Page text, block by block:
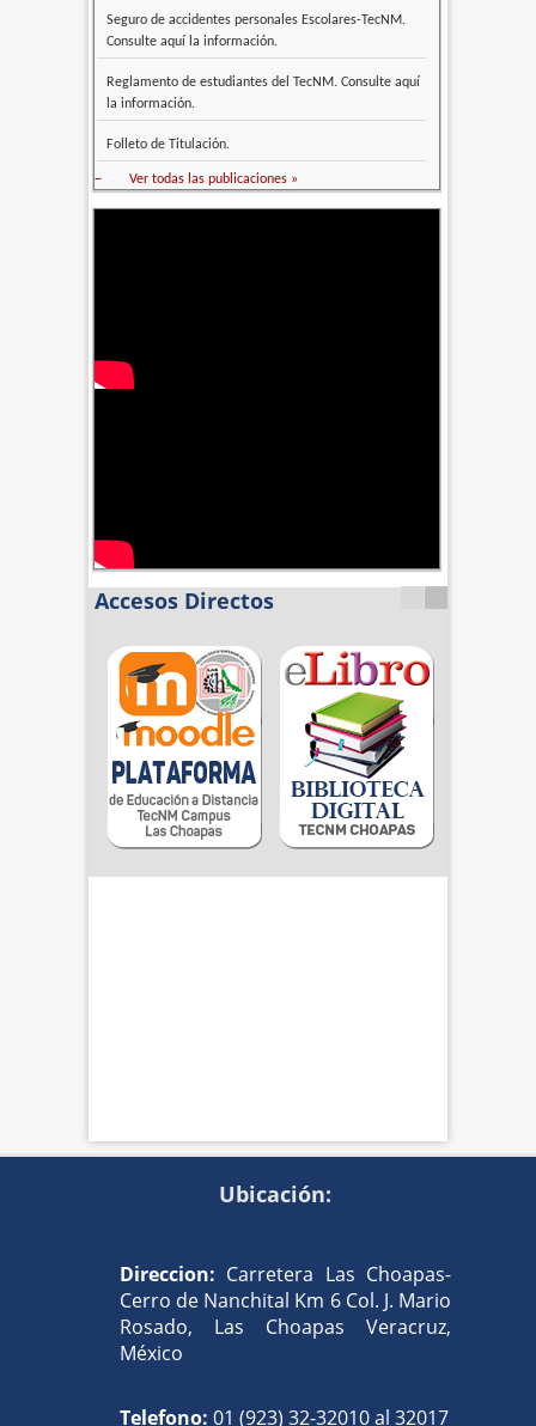
Seguro de accidentes personales Escolares-TecNM.
Consulte aquí la información.
Reglamento de estudiantes del TecNM. Consulte aquí
la información.
Folleto de Titulación.
– Ver todas las publicaciones »
Accesos Directos
Ubicación:
Direccion: Carretera Las Choapas-
Cerro de Nanchital Km 6 Col. J. Mario
Rosado, Las Choapas Veracruz,
México
Telefono: 01 (923) 32-32010 al 32017